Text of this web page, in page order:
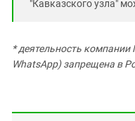
"Кавказского узла"
* деятельность компании
WhatsApp) запрещена в